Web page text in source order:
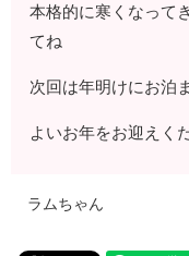
本格的に寒くなって
てね
次回は年明けにお泊
よいお年をお迎えく
ラムちゃん